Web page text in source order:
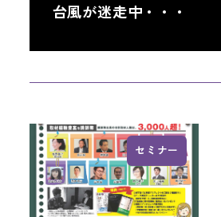
台風が迷走中・・・
セミナー